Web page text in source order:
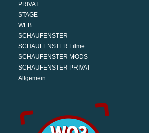
PRIVAT
STAGE
WEB
SCHAUFENSTER
SCHAUFENSTER Filme
SCHAUFENSTER MODS
SCHAUFENSTER PRIVAT
Allgemein